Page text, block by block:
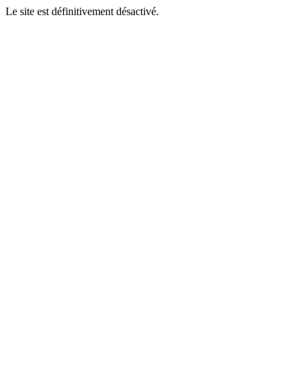
Le site est définitivement désactivé.